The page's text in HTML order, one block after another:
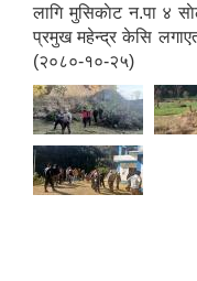
लागि मुसिकाेट न.पा ४
प्रमुख महेन्द्र केसि
(२०८०-१०-२५)